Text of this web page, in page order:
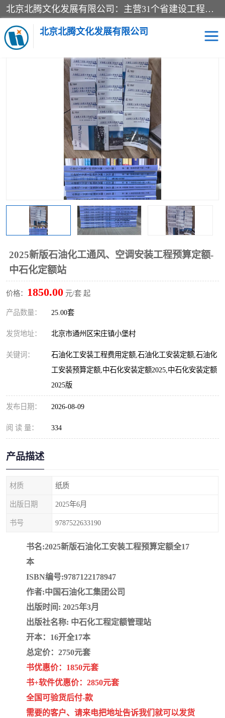
北京北腾文化发展有限公司：主营31个省建设工程预算书,工程预算软件,工程计价依据,工程造价定额,工程量清单计价定额,建设工程量消耗量定额,各行业工程预算定额,铁路定额,电力定额,矿山定额,*,黄金定额,钢铁企业检修定额,中石化安装检修定额,煤矿图书,医院书籍等.诚信的经营，在发展的同时公司不忘不断总结不断优化为客户的服务，和一如既往的热情赢得了新老客户的极高评价及青睐。
北京北腾文化发展有限公司
当前位置：首页>供应商机>石油化工安装预算定额> 2025新版石
油化工通风、空调安装工程预算定额-中石化定额站
2025新版石油化工通风、空调安装工程预算定额-
中石化定额站
价格： 1850.00 元/套 起
产品数量： 25.00套
发货地址： 北京市通州区宋庄镇小堡村
关键词：
石油化工安装工程费用定额,石油化工安装定额,石油化
工安装预算定额,中石化安装定额2025,中石化安装定额
2025版
发布日期： 2026-08-09
阅 读 量： 334
产品描述
材质 纸质
出版日期 2025年6月
书号 9787522633190
书名:2025新版石油化工安装工程预算定额全17
本
ISBN编号:9787122178947
作者:中国石油化工集团公司
出版时间: 2025年3月
出版社名称: 中石化工程定额管理站
开本：16开全17本
总定价：2750元套
书优惠价：1850元套
书+软件优惠价：2850元套
全国可验货后付-款
需要的客户、请来电把地址告诉我们就可以发货
预算定额
煤矿图书
铁路建设工程预算定额
电力行业工程预算定额 石油化工安装预算定额
新石油化工检修定额 石油化工概算定额数据
石油建设安装工程预算定 长输管道工程检修维修预
算定额
山东省工程预算定额 法律图书
电网技改,拆除,检修定额 炼油化工计价依据定额
信息通信建设工程预算定
额
火力发电机组检修定额
湖北建设工程消耗量定额
煤炭建设工程预算定额 钢铁检修工程预算定额
黄金矿山工程预算定额 冶金工业矿山建设工程预
冶金工业建设工程预算定
额
电子工程概预算定额
内河航运工程概预算定额
疏浚工程预算定额
吉林建设工程计价定额
福建建设工程预算定额
江西省建筑工程预算定额
锅炉及压力容器规范国际
性规范ASME
湖北省建设工程预算定额
内蒙古建设工程预算定额
陕西建设工程消耗量定额
贵州水利水电定额